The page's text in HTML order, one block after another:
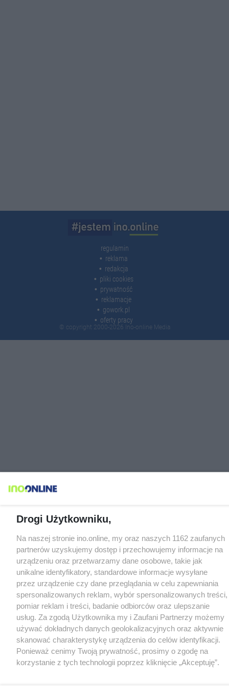
regulamin
reklama
redakcja
pliki cookies
prywatność
reklamacje
gowork.pl
oferty pracy
© copyright 2000-2026 Ino-online Media
Drogi Użytkowniku,
Na naszej stronie ino.online, my oraz naszych 1162 zaufanych
partnerów uzyskujemy dostęp i przechowujemy informacje na
urządzeniu oraz przetwarzamy dane osobowe, takie jak
unikalne identyfikatory, standardowe informacje wysyłane
przez urządzenie czy dane przeglądania w celu zapewniania
spersonalizowanych reklam, wybór spersonalizowanych treści,
pomiar reklam i treści, badanie odbiorców oraz ulepszanie
usług. Za zgodą Użytkownika my i Zaufani Partnerzy możemy
używać dokładnych danych geolokalizacyjnych oraz aktywnie
skanować charakterystykę urządzenia do celów identyfikacji.
Ponieważ cenimy Twoją prywatność, prosimy o zgodę na
korzystanie z tych technologii poprzez kliknięcie „Akceptuję”.